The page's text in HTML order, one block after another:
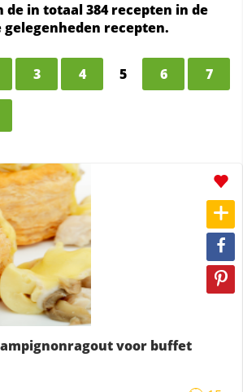
de in totaal 384 recepten in de
gelegenheden recepten.
3 4 5 6 7
voor buffet